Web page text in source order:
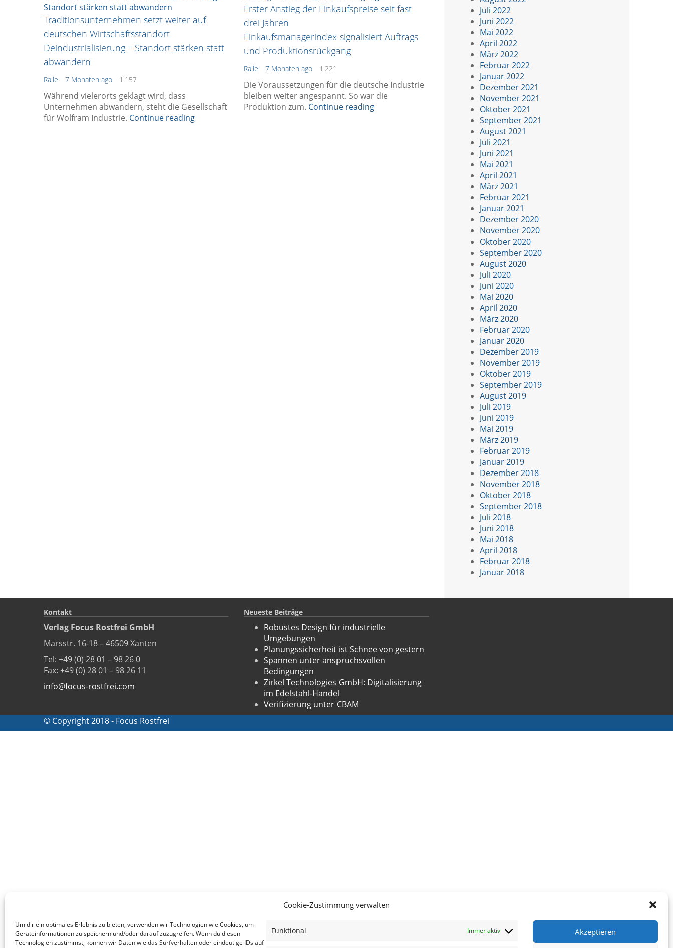
Cookie-Zustimmung verwalten
Um dir ein optimales Erlebnis zu bieten, verwenden wir Technologien wie Cookies, um
Geräteinformationen zu speichern und/oder darauf zuzugreifen. Wenn du diesen
Technologien zustimmst, können wir Daten wie das Surfverhalten oder eindeutige IDs auf
Funktional Immer aktiv Akzeptieren
Traditionsunternehmen setzt weiter auf
deutschen Wirtschaftsstandort
Deindustrialisierung – Standort stärken statt
abwandern
Ralle 7 Monaten ago 1.157
Während vielerorts geklagt wird, dass
Unternehmen abwandern, steht die Gesellschaft
für Wolfram Industrie. Continue reading
Erster Anstieg der Einkaufspreise seit fast
drei Jahren
Einkaufsmanagerindex signalisiert Auftrags-
und Produktionsrückgang
Ralle 7 Monaten ago 1.221
Die Voraussetzungen für die deutsche Industrie
bleiben weiter angespannt. So war die
Produktion zum. Continue reading
Juli 2022
Juni 2022
Mai 2022
April 2022
März 2022
Februar 2022
Januar 2022
Dezember 2021
November 2021
Oktober 2021
September 2021
August 2021
Juli 2021
Juni 2021
Mai 2021
April 2021
März 2021
Februar 2021
Januar 2021
Dezember 2020
November 2020
Oktober 2020
September 2020
August 2020
Juli 2020
Juni 2020
Mai 2020
April 2020
März 2020
Februar 2020
Januar 2020
Dezember 2019
November 2019
Oktober 2019
September 2019
August 2019
Juli 2019
Juni 2019
Mai 2019
März 2019
Februar 2019
Januar 2019
Dezember 2018
November 2018
Oktober 2018
September 2018
Juli 2018
Juni 2018
Mai 2018
April 2018
Februar 2018
Januar 2018
Kontakt
Verlag Focus Rostfrei GmbH
Marsstr. 16-18 – 46509 Xanten
Tel: +49 (0) 28 01 – 98 26 0
Fax: +49 (0) 28 01 – 98 26 11
info@focus-rostfrei.com
Neueste Beiträge
Robustes Design für industrielle
Umgebungen
Planungssicherheit ist Schnee von gestern
Spannen unter anspruchsvollen
Bedingungen
Zirkel Technologies GmbH: Digitalisierung
im Edelstahl-Handel
Verifizierung unter CBAM
© Copyright 2018 - Focus Rostfrei